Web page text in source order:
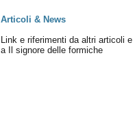
Articoli & News
Link e riferimenti da altri articoli e
a Il signore delle formiche